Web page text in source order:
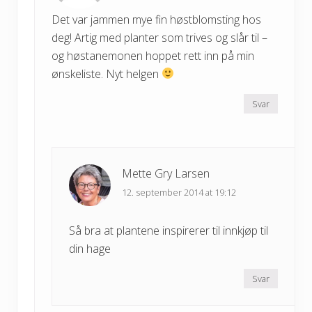
Det var jammen mye fin høstblomsting hos
deg! Artig med planter som trives og slår til –
og høstanemonen hoppet rett inn på min
ønskeliste. Nyt helgen
Svar
Mette Gry Larsen
12. september 2014 at 19:12
Så bra at plantene inspirerer til innkjøp til
din hage
Svar